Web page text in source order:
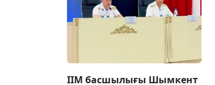
ІІМ басшылығы Шымкент